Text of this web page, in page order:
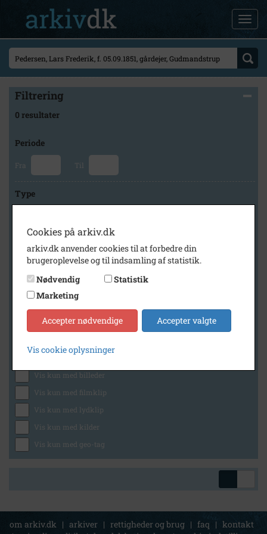
Filtrering
0 resultater
Periode
Fra Til
Type
Arkiv
Svinninge Lokalhistoriske Arkiv
Generelt
Vis kun med billeder
Vis kun med filmklip
Vis kun med lydklip
Vis kun med kilder
Vis kun med geo-tag
om arkiv.dk | arkiver | rettigheder og brug | faq | kontakt
Cookies på arkiv.dk
arkiv.dk anvender cookies til at forbedre din
brugeroplevelse og til indsamling af statistik.
Nødvendig
Statistik
Marketing
Accepter nødvendige Accepter valgte
Vis cookie oplysninger